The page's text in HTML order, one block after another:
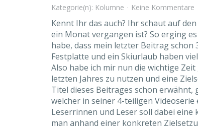
Kategorie(n): Kolumne Keine Kommentare
Kennt Ihr das auch? Ihr schaut auf
ein Monat vergangen ist? So erging
habe, dass mein letzter Beitrag schon
Festplatte und ein Skiurlaub haben
Also habe ich mir nun die wichtige
letzten Jahres zu nutzen und eine
Titel dieses Beitrages schon
welcher in seiner 4-teiligen
Leserrinnen und Leser soll dabei
man anhand einer konkreten